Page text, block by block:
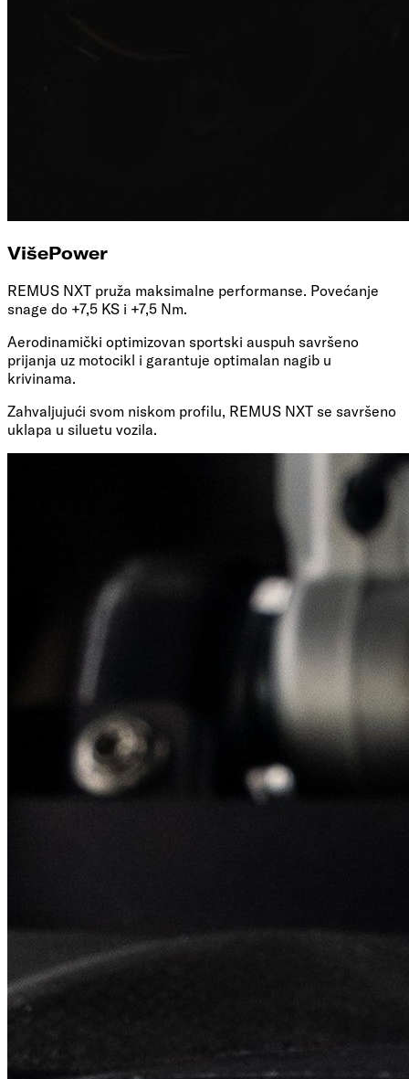
VišePower
REMUS NXT pruža maksimalne performanse. Povećanje
snage do +7,5 KS i +7,5 Nm.
Aerodinamički optimizovan sportski auspuh savršeno
prijanja uz motocikl i garantuje optimalan nagib u
krivinama.
Zahvaljujući svom niskom profilu, REMUS NXT se savršeno
uklapa u siluetu vozila.